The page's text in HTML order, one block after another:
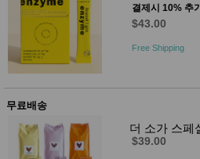
결제시 10% 추
$43.00
Free Shipping
무료배송
더 소가 스페
$39.00